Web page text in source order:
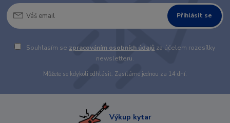
Přihlásit se
Souhlasím se zpracováním osobních údajů za účelem rozesílky
newsletteru.
Můžete se kdykoli odhlásit. Zasíláme jednou za 14 dní.
Výkup kytar